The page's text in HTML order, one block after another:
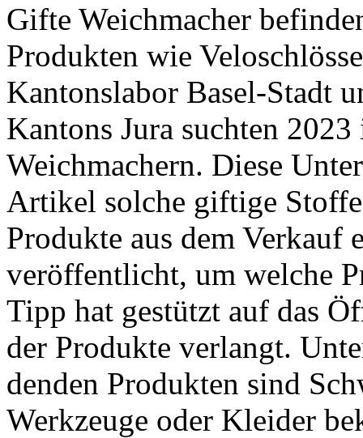
Gifte Weichmacher
Produkten wie
Kantonslabor Basel-Stadt
Kantons Jura suchten
Weichmachern. Diese
Artikel solche giftige
Produkte aus dem
veröffentlicht, um welche
Tipp hat gestützt auf das
der Produkte verlangt.
denden Produkten sind
Werkzeuge oder Kleider